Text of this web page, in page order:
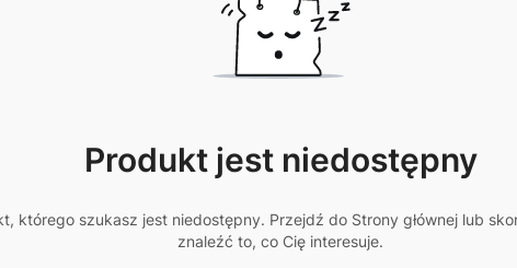
Produkt jest niedostępny
którego szukasz jest niedostępny. Przejdź do Strony głównej lub
znaleźć to, co Cię interesuje.